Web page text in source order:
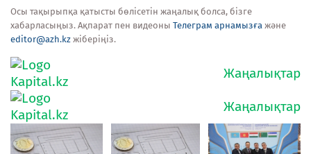
Осы тақырыпқа қатысты бөлісетін жаңалық болса, бізге
хабарласыңыз. Ақпарат пен видеоны Телеграм арнамызға және
editor@azh.kz жіберіңіз.